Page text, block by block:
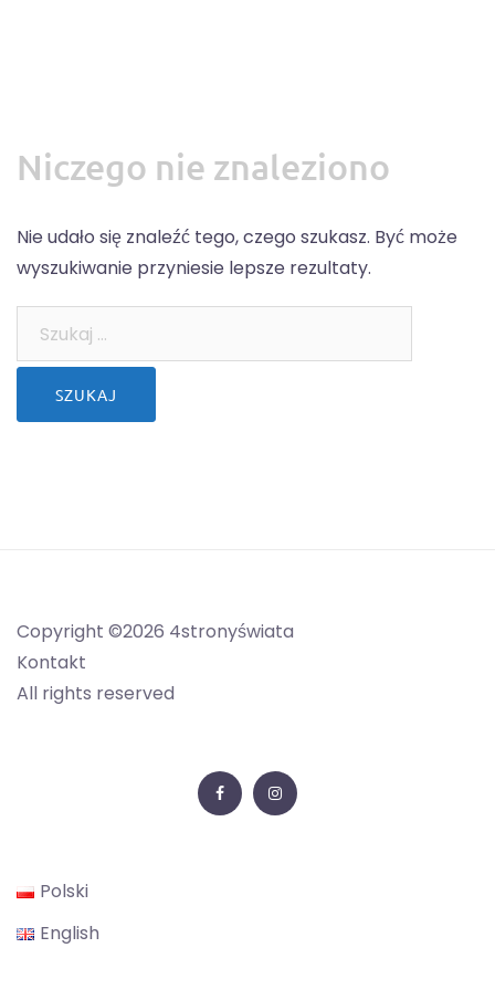
Niczego nie znaleziono
Nie udało się znaleźć tego, czego szukasz. Być może
wyszukiwanie przyniesie lepsze rezultaty.
Copyright ©2026 4stronyświata
Kontakt
All rights reserved
FacebookInstagram
Polski
English